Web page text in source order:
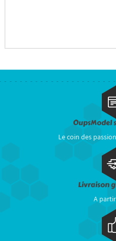
OupsModel
Le coin des
Livraison
A